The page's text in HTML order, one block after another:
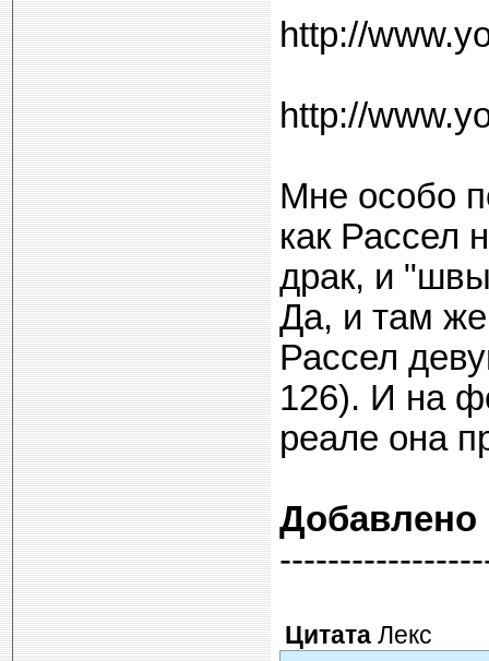
http://
http://
Мне особо
как Рассел
драк, и
Да, и там
Рассел
126). И на
реале она
Добавлено
Цитата Лекс